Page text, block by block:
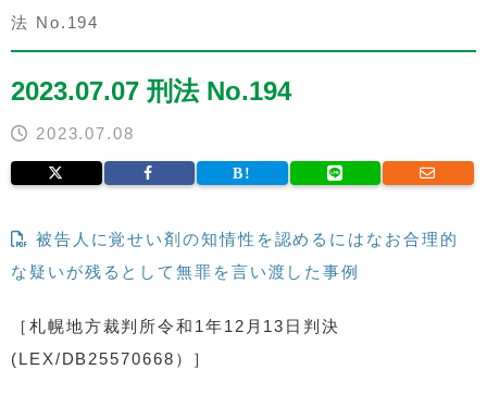
法 No.194
2023.07.07 刑法 No.194
2023.07.08
被告人に覚せい剤の知情性を認めるにはなお合理的
な疑いが残るとして無罪を言い渡した事例
［札幌地方裁判所令和1年12月13日判決
(LEX/DB25570668）］